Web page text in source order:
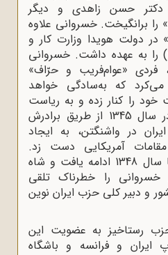
دکتر حسن زاهدی و دیگر
را برانگیخت. خسروانی علاوه
در دولت هویدا وزارت کار و
سپس وزارت کشور (1347) را به عهده داشت. خسروانی
فردی «عوام‌فریب و حرّاف»
که به‌سادگی خواهد
را کنار زده و به ریاست
دولت برسد. از این رو در سال 1345 از طریق برادرش
در واشنگتن، به ایجاد
مقامات آمریکایی دست زد.
تحقیقات غیر محسوس تا سال 1348 ادامه یافت و شاه
خسروانی را خطرناک تلقی
و دبیر کلی حزب ایران نوین
رستاخیز به عضویت این
و فرانسه و باشگاه